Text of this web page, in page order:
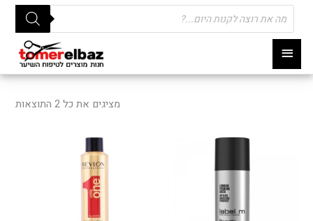
תפריט
ראשי
Products
search
מציגים את כל ⁦2⁩ התוצאות לפי